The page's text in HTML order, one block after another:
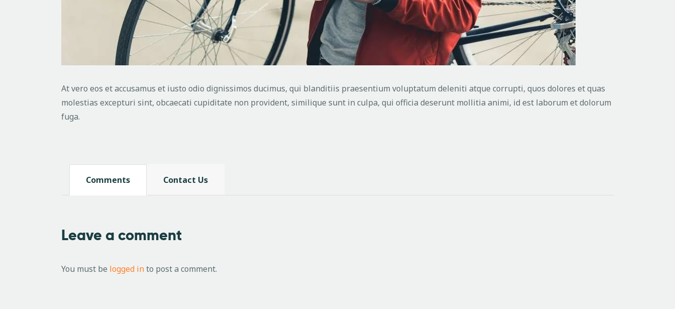
At vero eos et accusamus et iusto odio dignissimos ducimus, qui blanditiis praesentium voluptatum deleniti atque corrupti, quos dolores et quas
molestias excepturi sint, obcaecati cupiditate non provident, similique sunt in culpa, qui officia deserunt mollitia animi, id est laborum et dolorum
fuga.
Comments Contact Us
Leave a comment
You must be logged into post a comment.